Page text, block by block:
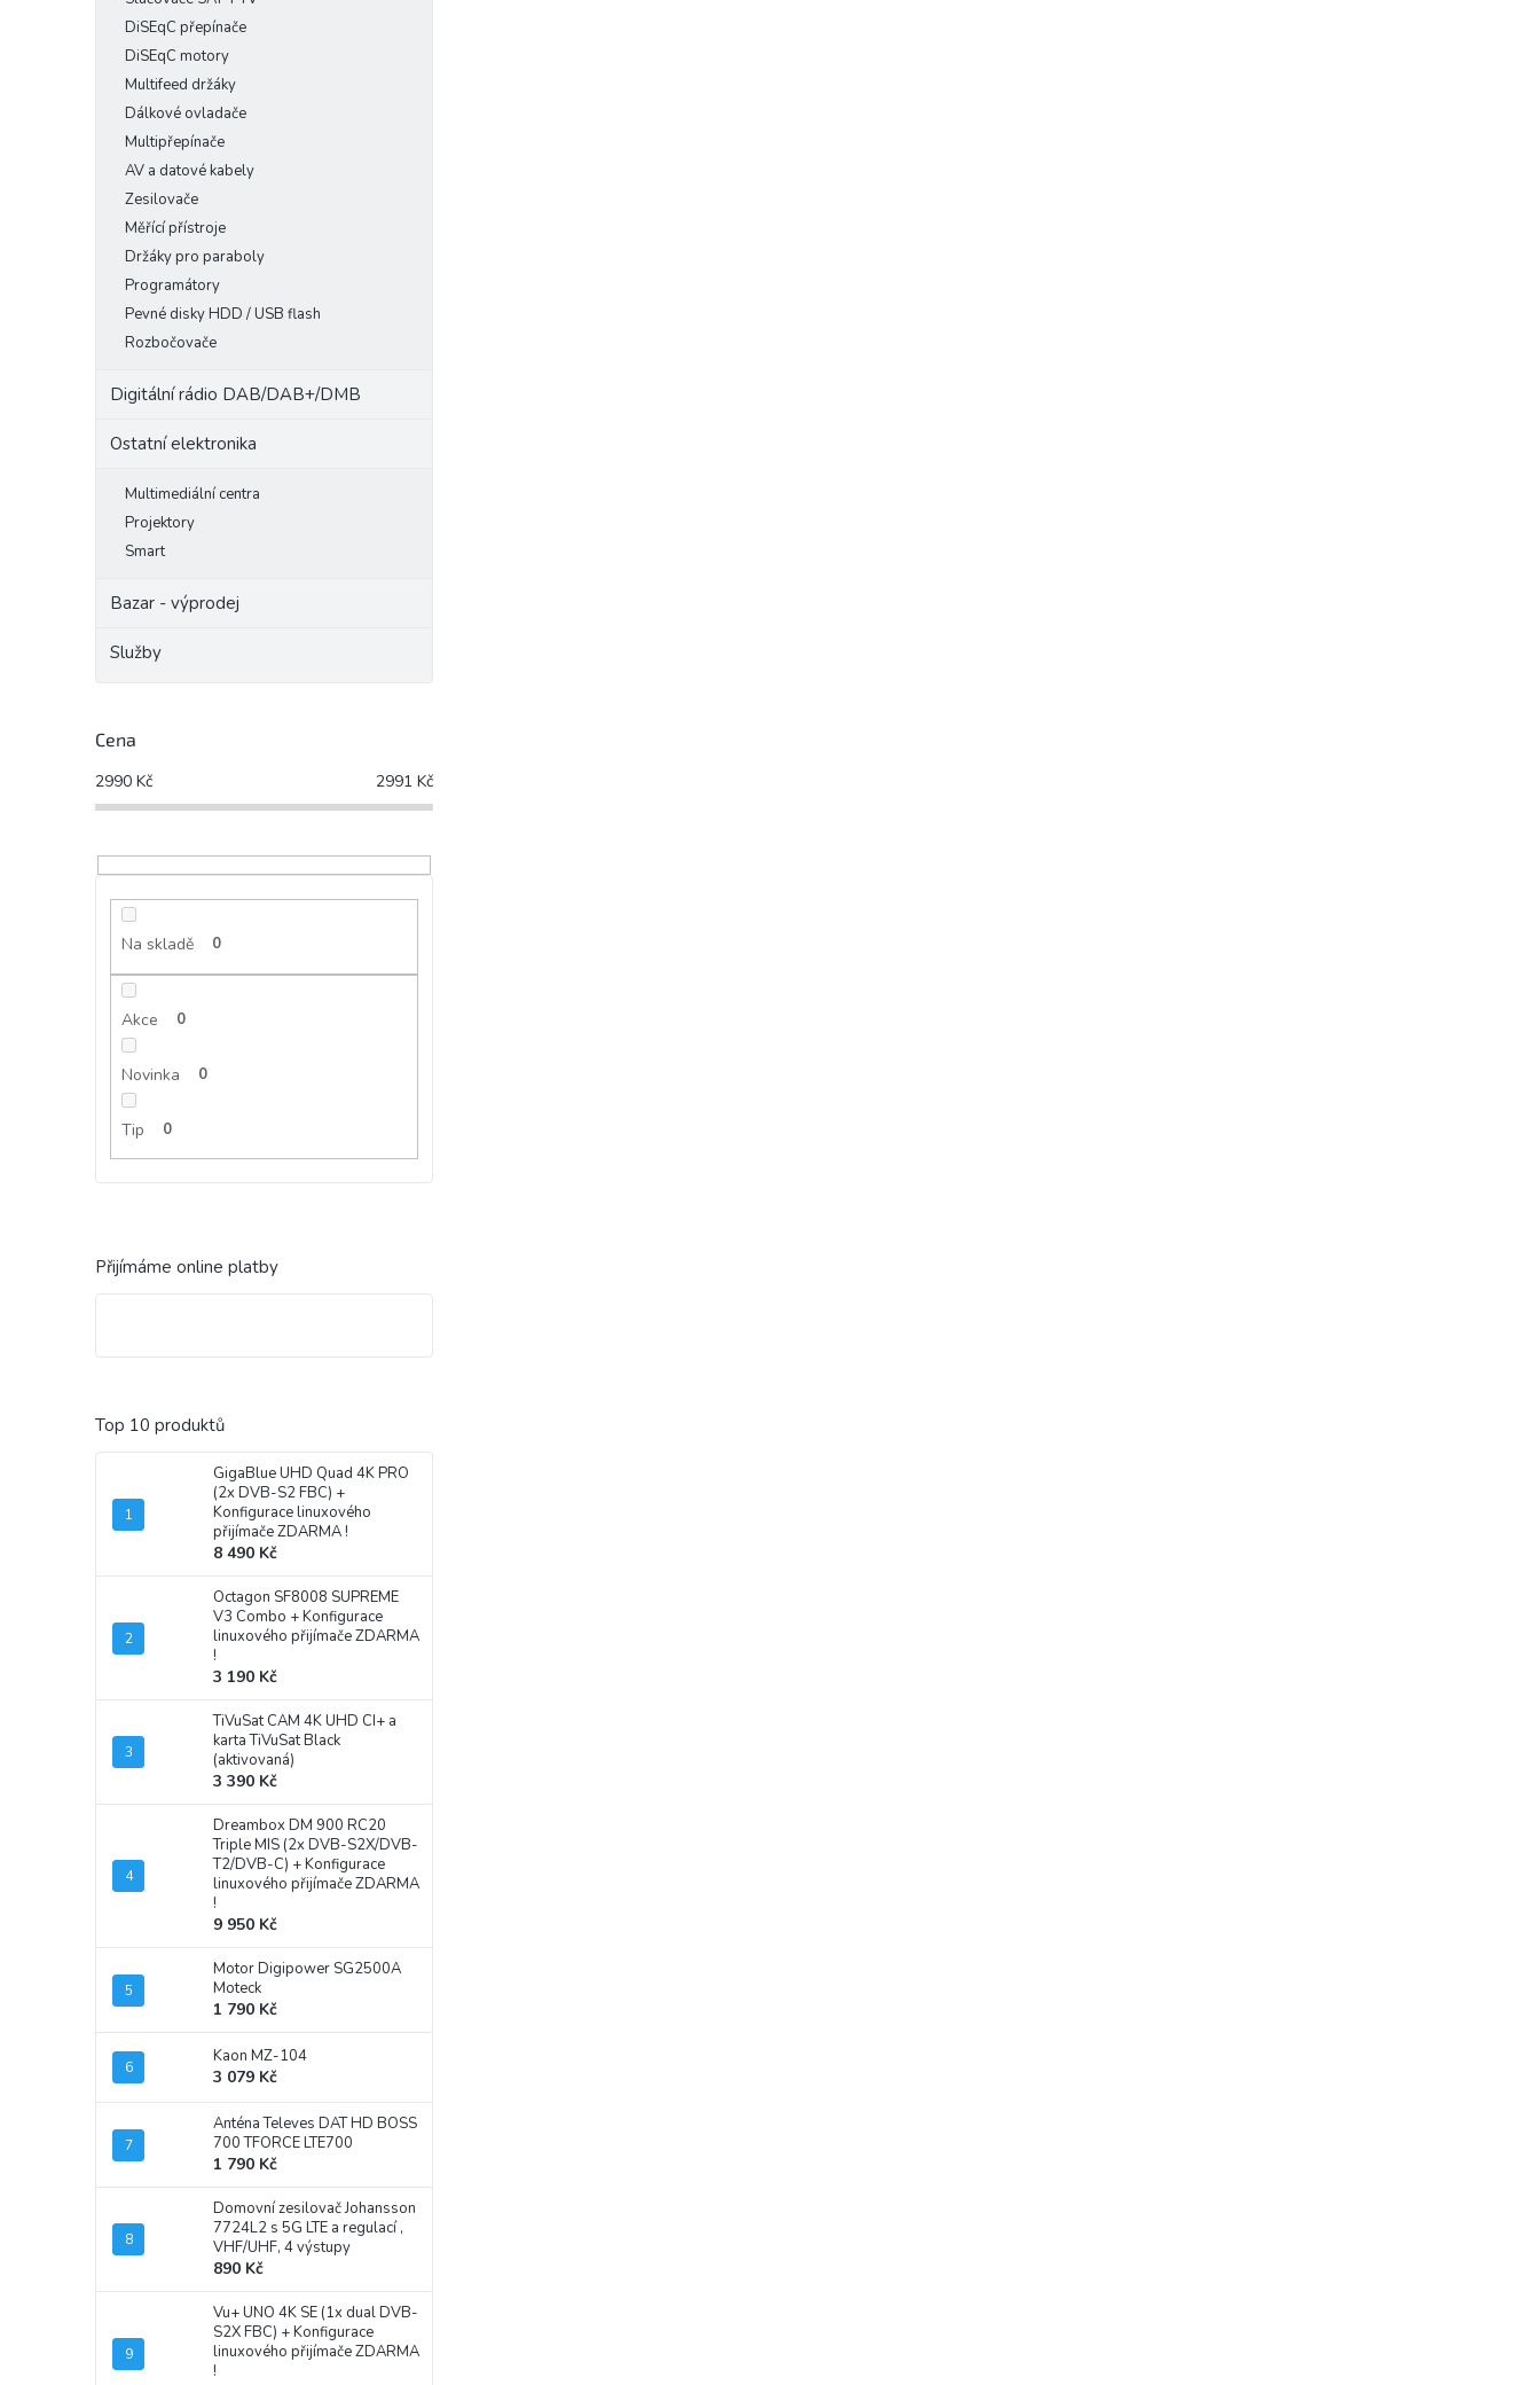
DiSEqC přepínače
DiSEqC motory
Multifeed držáky
Dálkové ovladače
Multipřepínače
AV a datové kabely
Zesilovače
Měřící přístroje
Držáky pro paraboly
Programátory
Pevné disky HDD / USB flash
Rozbočovače
Digitální rádio DAB/DAB+/DMB
Ostatní elektronika
Multimediální centra
Projektory
Smart
Bazar - výprodej
Služby
Cena
2990 Kč 2991 Kč
Na skladě 0
Akce 0
Novinka 0
Tip 0
Přijímáme online platby
Top 10 produktů
GigaBlue UHD Quad 4K PRO
(2x DVB-S2 FBC) +
Konfigurace linuxového
přijímače ZDARMA !
8 490 Kč
Octagon SF8008 SUPREME
V3 Combo + Konfigurace
linuxového přijímače ZDARMA
!
3 190 Kč
TiVuSat CAM 4K UHD CI+ a
karta TiVuSat Black
(aktivovaná)
3 390 Kč
Dreambox DM 900 RC20
Triple MIS (2x DVB-S2X/DVB-
T2/DVB-C) + Konfigurace
linuxového přijímače ZDARMA
!
9 950 Kč
Motor Digipower SG2500A
Moteck
1 790 Kč
Kaon MZ-104
3 079 Kč
Anténa Televes DAT HD BOSS
700 TFORCE LTE700
1 790 Kč
Domovní zesilovač Johansson
7724L2 s 5G LTE a regulací ,
VHF/UHF, 4 výstupy
890 Kč
Vu+ UNO 4K SE (1x dual DVB-
S2X FBC) + Konfigurace
linuxového přijímače ZDARMA
!